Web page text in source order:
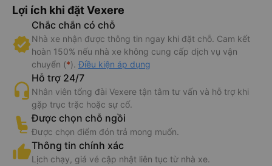
Lợi ích khi đặt Vexere
Chắc chắn có chỗ
Nhà xe nhận được thông tin ngay khi đặt chỗ. Cam kết
hoàn 150% nếu nhà xe không cung cấp dịch vụ vận
chuyển (*). Điều kiện áp dụng
Hỗ trợ 24/7
Nhân viên tổng đài Vexere tận tâm tư vấn và hỗ trợ khi
gặp trục trặc hoặc sự cố.
Được chọn chỗ ngồi
Được chọn điểm đón trả mong muốn.
Thông tin chính xác
Lịch chạy, giá vé cập nhật liên tục từ nhà xe.